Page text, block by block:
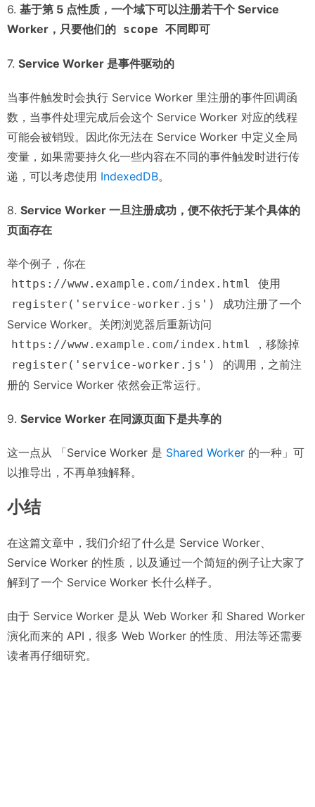
6. 基于第 5 点性质，一个域下可以注册若干个 Service
Worker，只要他们的 scope 不同即可
7. Service Worker 是事件驱动的
当事件触发时会执行 Service Worker 里注册的事件回调函
数，当事件处理完成后会这个 Service Worker 对应的线程
可能会被销毁。因此你无法在 Service Worker 中定义全局
变量，如果需要持久化一些内容在不同的事件触发时进行传
递，可以考虑使用 IndexedDB。
8. Service Worker 一旦注册成功，便不依托于某个具体的
页面存在
举个例子，你在
https://www.example.com/index.html 使用
register('service-worker.js')
成功注册了一个
Service Worker。关闭浏览器后重新访问
https://www.example.com/index.html ，移除掉
register('service-worker.js')
的调用，之前注
册的 Service Worker 依然会正常运行。
9. Service Worker 在同源页面下是共享的
这一点从 「Service Worker 是 Shared Worker 的一种」可
以推导出，不再单独解释。
小结
在这篇文章中，我们介绍了什么是 Service Worker、
Service Worker 的性质，以及通过一个简短的例子让大家了
解到了一个 Service Worker 长什么样子。
由于 Service Worker 是从 Web Worker 和 Shared Worker
演化而来的 API，很多 Web Worker 的性质、用法等还需要
读者再仔细研究。